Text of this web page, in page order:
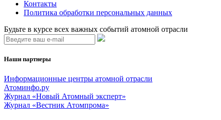
Контакты
Политика обработки персональных данных
Будьте в курсе всех важных событий атомной отрасли
Наши партнеры
Информационные центры атомной отрасли
Атоминфо.ру
Журнал «Новый Атомный эксперт»
Журнал «Вестник Атомпрома»